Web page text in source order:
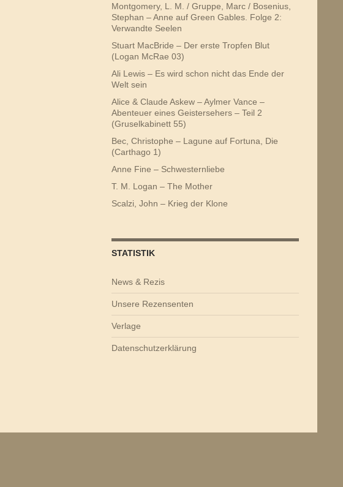
Montgomery, L. M. / Gruppe, Marc / Bosenius,
Stephan – Anne auf Green Gables. Folge 2:
Verwandte Seelen
Stuart MacBride – Der erste Tropfen Blut
(Logan McRae 03)
Ali Lewis – Es wird schon nicht das Ende der
Welt sein
Alice & Claude Askew – Aylmer Vance –
Abenteuer eines Geistersehers – Teil 2
(Gruselkabinett 55)
Bec, Christophe – Lagune auf Fortuna, Die
(Carthago 1)
Anne Fine – Schwesternliebe
T. M. Logan – The Mother
Scalzi, John – Krieg der Klone
STATISTIK
News & Rezis
Unsere Rezensenten
Verlage
Datenschutzerklärung